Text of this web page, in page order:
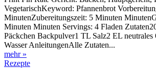
VegetarischKeyword: Pfannenbrot
MinutenZubereitungszeit: 5 Minuten
Minuten Minuten Servings: 4 Fladen
Päckchen Backpulver1 TL Salz2 EL
Wasser AnleitungenAlle Zutaten...
mehr »
Rezepte